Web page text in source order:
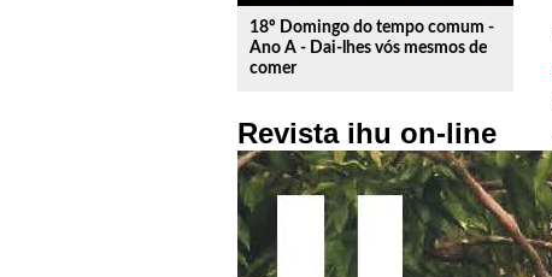
18º Domingo do tempo comum -
Ano A - Dai-lhes vós mesmos de
comer
Revista ihu on-line